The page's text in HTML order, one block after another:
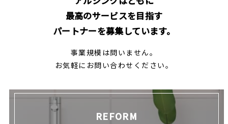
最高のサービスを目指す
パートナーを募集しています。
事業規模は問いません。
お気軽にお問い合わせください。
REFORM